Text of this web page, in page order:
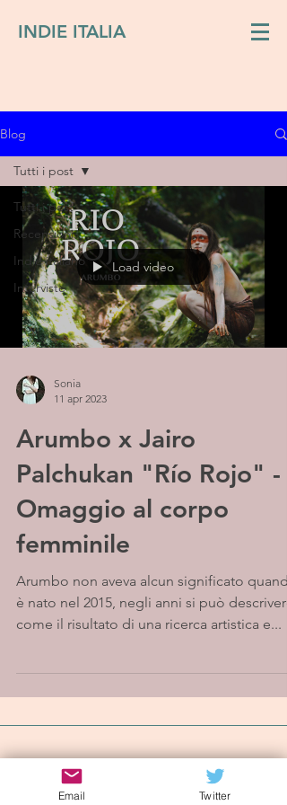
INDIE ITALIA
Blog
Tutti i post
Recensioni
Indie italiano
Interviste
Tutti i post
Load video
Sonia
11 apr 2023
Arumbo x Jairo
Palchukan "Río Rojo" -
Omaggio al corpo
femminile
Arumbo non aveva alcun significato
è nato nel 2015, negli anni si può descrivere
come il risultato di una ricerca artistica e...
Iscriviti alla mailing list
Email Twitter